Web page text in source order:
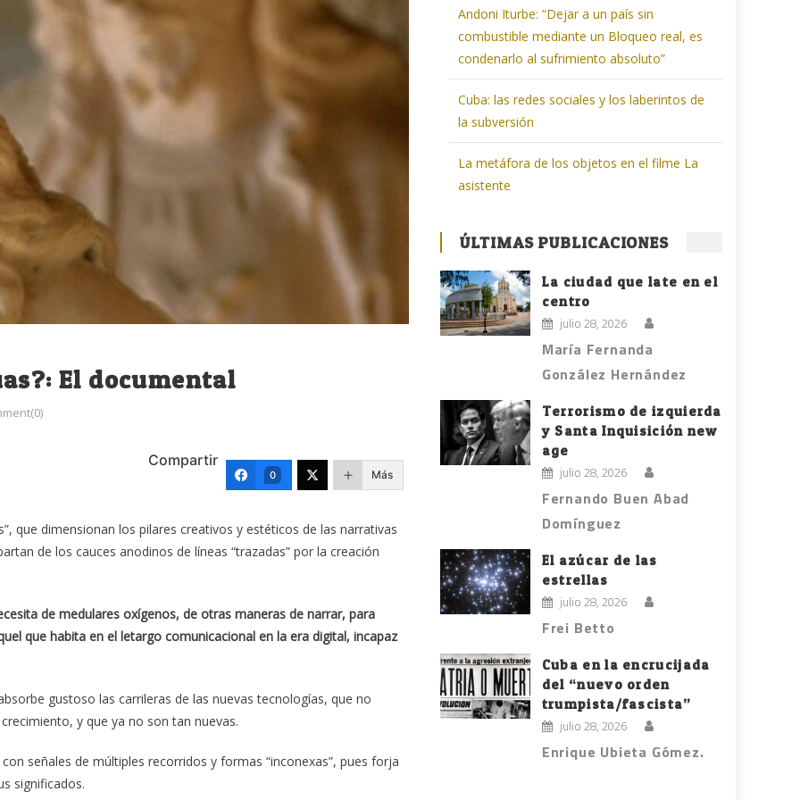
El documental
Compartir
0 Más
que dimensionan los pilares creativos y estéticos de las narrativas
de los cauces anodinos de líneas “trazadas” por la creación
de medulares oxígenos, de otras maneras de narrar, para
que habita en el letargo comunicacional en la era digital, incapaz
gustoso las carrileras de las nuevas tecnologías, que no
y que ya no son tan nuevas.
señales de múltiples recorridos y formas “inconexas”, pues forja
significados.
Andoni Iturbe: “Dejar a un país sin
combustible mediante un Bloqueo real, es
condenarlo al sufrimiento absoluto”
Cuba: las redes sociales y los laberintos de
la subversión
La metáfora de los objetos en el filme La
asistente
ÚLTIMAS PUBLICACIONES
La ciudad que late en el
centro
julio 28, 2026
María Fernanda
González Hernández
Terrorismo de izquierda
y Santa Inquisición new
age
julio 28, 2026
Fernando Buen Abad
Domínguez
El azúcar de las
estrellas
julio 28, 2026
Frei Betto
Cuba en la encrucijada
del “nuevo orden
trumpista/fascista”
julio 28, 2026
Enrique Ubieta Gómez.